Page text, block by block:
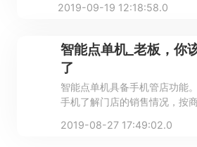
铺服务。
2019-09-19 12:18:58.0
智能点单机_老板，你
了
智能点单机具备手机管店功能
手机了解门店的销售情况，按
2019-08-27 17:49:02.0